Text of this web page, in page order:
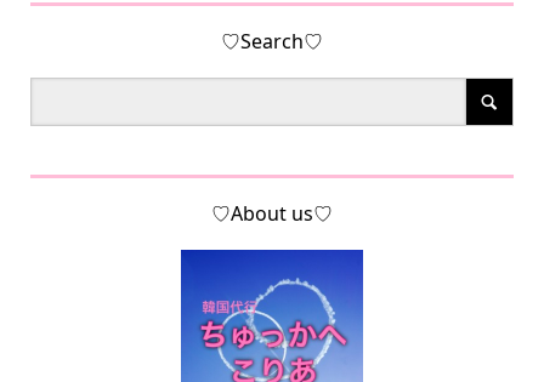
♡Search♡
♡About us♡